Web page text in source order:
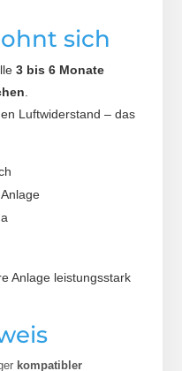
sich
3 bis 6 Monate
Luftwiderstand – das
Anlage leistungsstark
kompatibler